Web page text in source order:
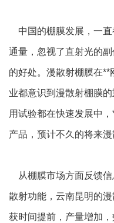
中国的棚膜发展，一直
通量，忽视了直射光的
的好处。漫散射棚膜在
业都意识到漫散射棚膜
用试验都在快速发展中
产品，预计不久的将来
从棚膜市场方面反馈信
散射功能，云南昆明的
获时间提前，产量增加